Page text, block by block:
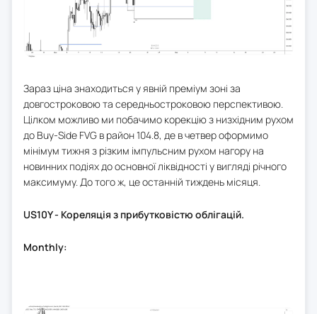
Зараз ціна знаходиться у явній преміум зоні за
довгостроковою та середньостроковою перспективою.
Цілком можливо ми побачимо корекцію з низхідним рухом
до Buy-Side FVG в район 104.8, де в четвер оформимо
мінімум тижня з різким імпульсним рухом нагору на
новинних подіях до основної ліквідності у вигляді річного
максимуму. До того ж, це останній тиждень місяця.
US10Y - Кореляція з прибутковістю облігацій.
Monthly: